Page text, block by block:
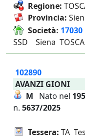
Regione:
Provincia:
Società: 17030
SSD Siena
102890
AVANZI GIONI
M Nato nel
n. 5637/2025
Tessera: TA